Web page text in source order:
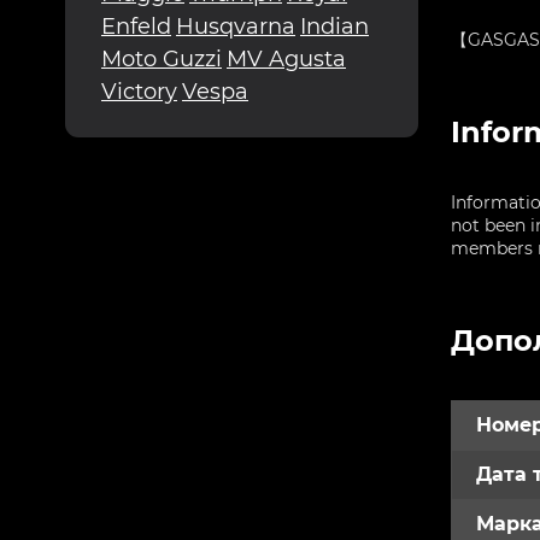
Enfeld Husqvarna Indian
Moto Guzzi MV Agusta
VictoryVespa
【
not been
members
Дата